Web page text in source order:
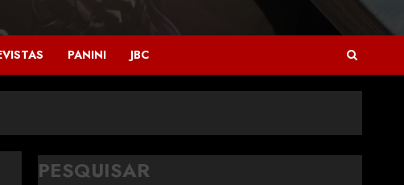
PANINI JBC
PESQUISAR